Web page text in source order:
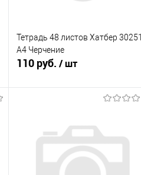
Тетрадь 48 листов Хатбер 30251
А4 Черчение
110 руб. / шт
Купить в 1 клик
К сравнению
В избранное
В наличии